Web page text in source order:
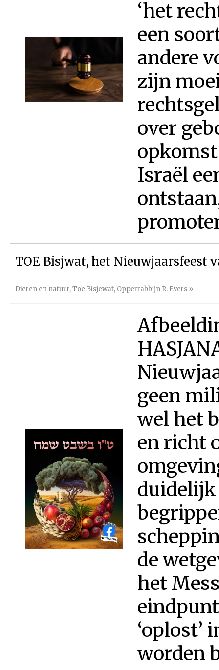
‘het
een
andere
zijn
over
Israël
TOE Bisjwat, het
Dieren en natuur,Toe Bisjewat, Opperrabbijn R. Evers »
geen
wel het
en richt
duidelijk
de
het
‘oplost’
worden